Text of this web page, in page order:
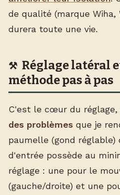
de qualité (marque Wiha,
durera toute une vie.
Réglage latéral
méthode pas à pas
C'est le cœur du
des problèmes que je
paumelle (gond réglable)
d'entrée possède au
réglage : une pour le
(gauche/droite) et une